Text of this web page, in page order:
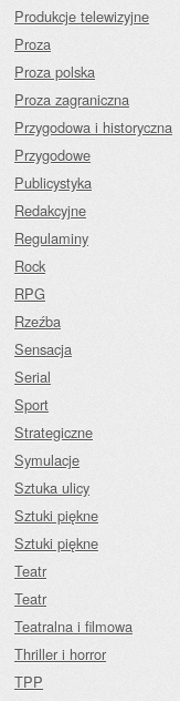
Produkcje telewizyjne
Proza
Proza polska
Proza zagraniczna
Przygodowa i historyczna
Przygodowe
Publicystyka
Redakcyjne
Regulaminy
Rock
RPG
Rzeźba
Sensacja
Serial
Sport
Strategiczne
Symulacje
Sztuka ulicy
Sztuki piękne
Sztuki piękne
Teatr
Teatr
Teatralna i filmowa
Thriller i horror
TPP